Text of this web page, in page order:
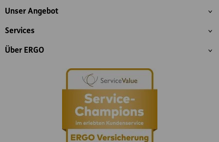
Inhaltsübersicht
Unser Angebot
Services
Über ERGO